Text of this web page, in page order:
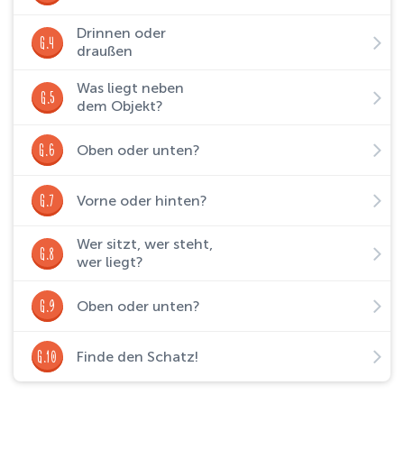
G.4
Drinnen oder
draußen
G.5
Was liegt neben
dem Objekt?
G.6 Oben oder unten?
G.7 Vorne oder hinten?
G.8
Wer sitzt, wer steht,
wer liegt?
G.9 Oben oder unten?
G.10 Finde den Schatz!